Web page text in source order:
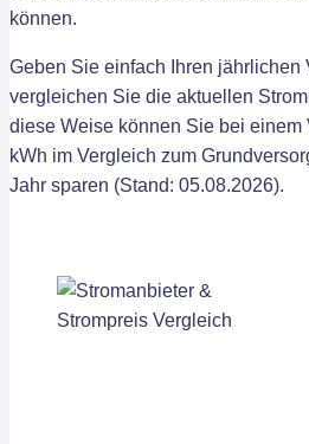
können.
Geben Sie einfach Ihren jährlichen
vergleichen Sie die aktuellen
diese Weise können Sie bei einem
kWh im Vergleich zum
Jahr sparen (Stand: 05.08.2026).